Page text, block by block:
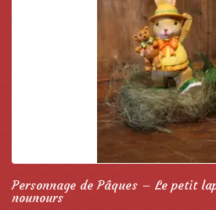
Personnage de Pâques – Le petit
nounours